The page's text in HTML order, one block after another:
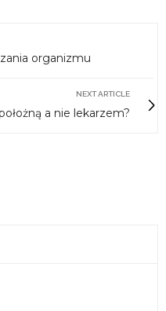
organizmu
NEXT ARTICLE
a nie lekarzem?